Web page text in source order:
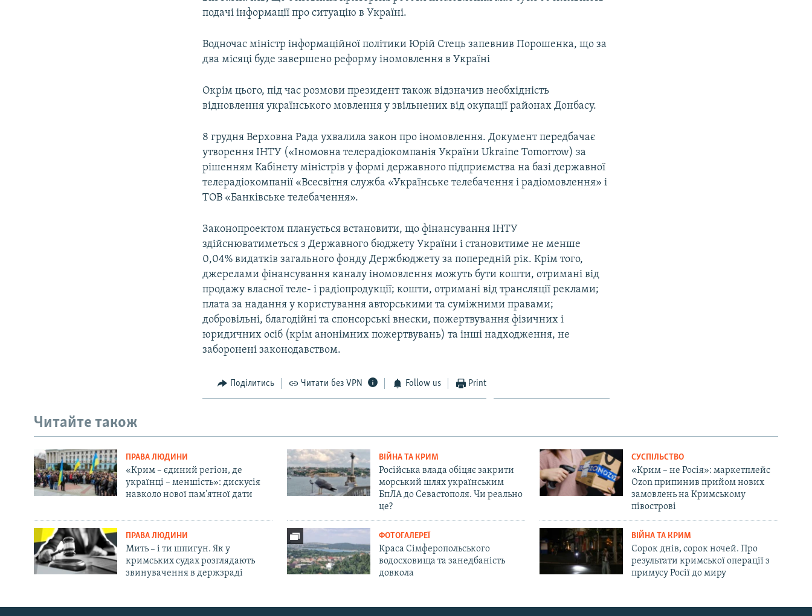
Русский
подачі інформації про ситуацію в Україні.
Водночас міністр інформаційної політики Юрій Стець запевнив Порошенка, що за
два місяці буде завершено реформу іномовлення в Україні
Окрім цього, під час розмови президент також відзначив необхідність
відновлення українського мовлення у звільнених від окупації районах Донбасу.
8 грудня Верховна Рада ухвалила закон про іномовлення. Документ передбачає
утворення ІНТУ («Іномовна телерадіокомпанія України Ukraine Tomorrow) за
рішенням Кабінету міністрів у формі державного підприємства на базі державної
телерадіокомпанії «Всесвітня служба «Українське телебачення і радіомовлення» і
ТОВ «Банківське телебачення».
Законопроектом планується встановити, що фінансування ІНТУ
здійснюватиметься з Державного бюджету України і становитиме не менше
0,04% видатків загального фонду Держбюджету за попередній рік. Крім того,
джерелами фінансування каналу іномовлення можуть бути кошти, отримані від
продажу власної теле- і радіопродукції; кошти, отримані від трансляції реклами;
плата за надання у користування авторськими та суміжними правами;
добровільні, благодійні та спонсорські внески, пожертвування фізичних і
юридичних осіб (крім анонімних пожертвувань) та інші надходження, не
заборонені законодавством.
Поділитись Читати без VPN Follow us Print
Читайте також
ПРАВА ЛЮДИНИ
«Крим – єдиний регіон, де
українці – меншість»: дискусія
навколо нової пам'ятної дати
ВІЙНА ТА КРИМ
Російська влада обіцяє закрити
морський шлях українським
БпЛА до Севастополя. Чи реально
це?
СУСПІЛЬСТВО
«Крим – не Росія»: маркетплейс
Ozon припинив прийом нових
замовлень на Кримському
півострові
ПРАВА ЛЮДИНИ
Мить – і ти шпигун. Як у
кримських судах розглядають
звинувачення в держзраді
ФОТОГАЛЕРЕЇ
Краса Сімферопольського
водосховища та занедбаність
довкола
ВІЙНА ТА КРИМ
Сорок днів, сорок ночей. Про
результати кримської операції з
примусу Росії до миру